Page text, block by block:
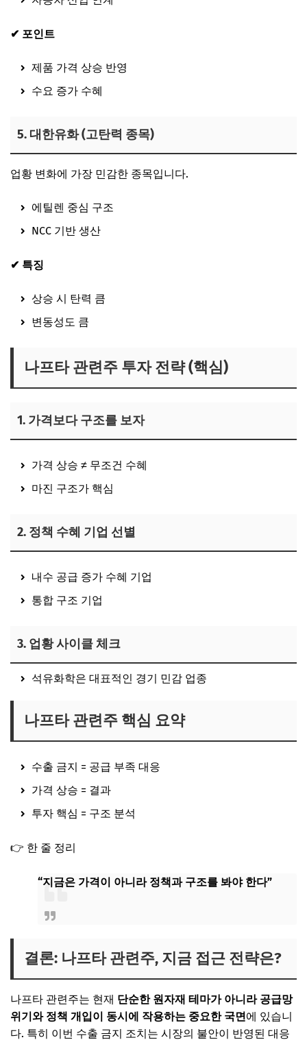
✔ 포인트
제품 가격 상승 반영
수요 증가 수혜
5. 대한유화 (고탄력 종목)
업황 변화에 가장 민감한 종목입니다.
에틸렌 중심 구조
NCC 기반 생산
✔ 특징
상승 시 탄력 큼
변동성도 큼
나프타 관련주 투자 전략 (핵심)
1. 가격보다 구조를 보자
가격 상승 ≠ 무조건 수혜
마진 구조가 핵심
2. 정책 수혜 기업 선별
내수 공급 증가 수혜 기업
통합 구조 기업
3. 업황 사이클 체크
석유화학은 대표적인 경기 민감 업종
나프타 관련주 핵심 요약
수출 금지 = 공급 부족 대응
가격 상승 = 결과
투자 핵심 = 구조 분석
👉 한 줄 정리
“지금은 가격이 아니라 정책과 구조를 봐야 한다”
결론: 나프타 관련주, 지금 접근 전략은?
나프타 관련주는 현재 단순한 원자재 테마가 아니라 공급망
위기와 정책 개입이 동시에 작용하는 중요한 국면에 있습니
다. 특히 이번 수출 금지 조치는 시장의 불안이 반영된 대응